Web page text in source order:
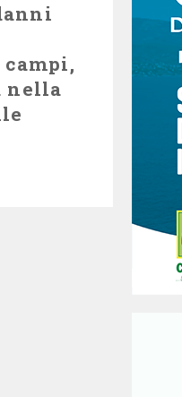
nella